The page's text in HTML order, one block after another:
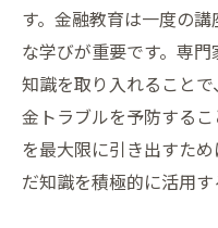
す。金融教育は一度の
な学びが重要です。専
知識を取り入れること
金トラブルを予防する
を最大限に引き出すた
だ知識を積極的に活用す